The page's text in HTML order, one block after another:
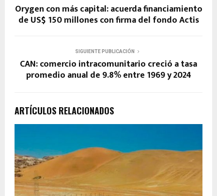
Orygen con más capital: acuerda financiamiento
de US$ 150 millones con firma del fondo Actis
SIGUIENTE PUBLICACIÓN
CAN: comercio intracomunitario creció a tasa
promedio anual de 9.8% entre 1969 y 2024
ARTÍCULOS RELACIONADOS